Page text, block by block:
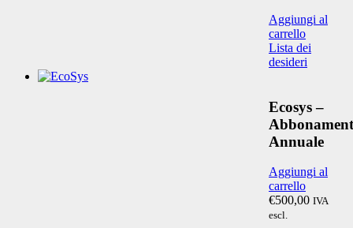
Aggiungi al
carrello
Lista dei
desideri
Ecosys –
Annuale
Aggiungi al
carrello
€500,00 IVA
escl.